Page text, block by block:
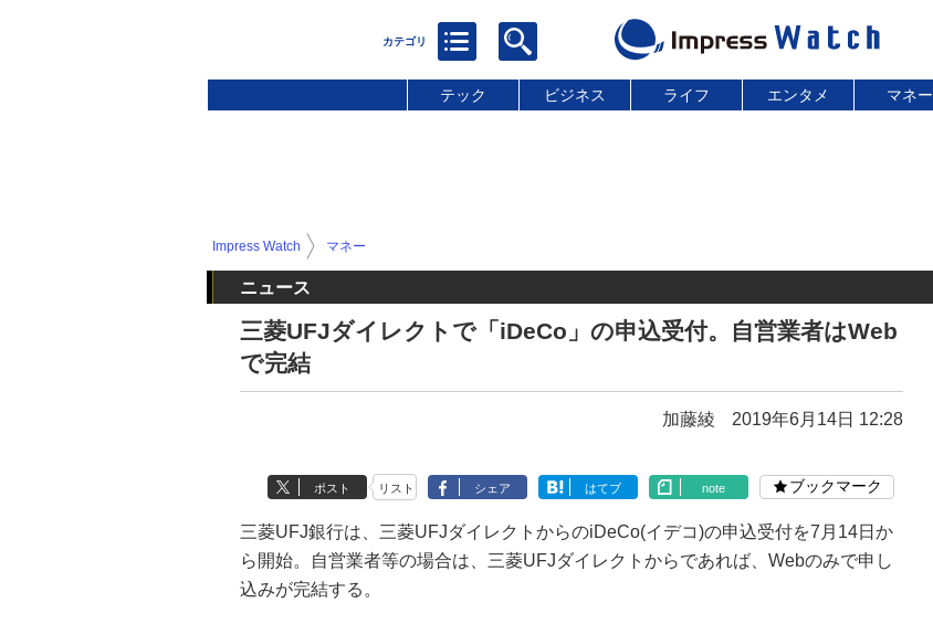
テック ビジネス ライフ エンタメ マネー
Impress Watch マネー
ニュース
三菱UFJダイレクトで「iDeCo」の申込受付。自営業者はWeb
で完結
加藤綾 2019年6月14日 12:28
ポスト リスト シェア はてブ note ブックマーク
三菱UFJ銀行は、三菱UFJダイレクトからのiDeCo(イデコ)の申込受付を7月14日か
ら開始。自営業者等の場合は、三菱UFJダイレクトからであれば、Webのみで申し
込みが完結する。